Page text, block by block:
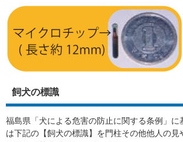
飼犬の標識
福島県「犬による危害の防止に関する条例」に
は下記の【飼犬の標識】を門柱その他他人の見